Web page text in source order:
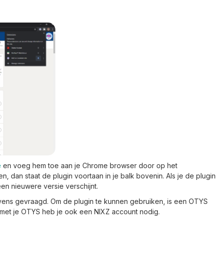
en voeg hem toe aan je Chrome browser door op het
dan staat de plugin voortaan in je balk bovenin. Als je de plugin
nieuwere versie verschijnt.
gevraagd. Om de plugin te kunnen gebruiken, is een OTYS
je OTYS heb je ook een NIXZ account nodig.